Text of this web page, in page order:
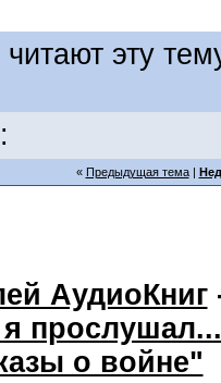
эту
« Предыдущая тема|
АудиоКниг
прослушал...
о войне"